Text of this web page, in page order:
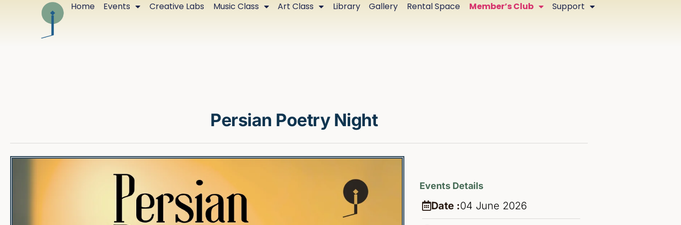
Home Events Creative Labs Music Class Art Class Library Gallery Rental Space Member’s Club Support
Persian Poetry Night
Events Details
Date :04 June 2026